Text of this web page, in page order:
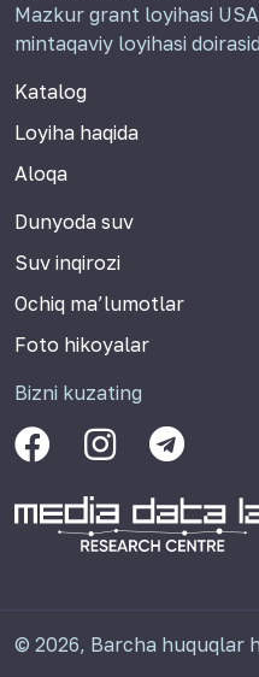
Mazkur grant loyihasi
mintaqaviy loyihasi
Katalog
Loyiha haqida
Aloqa
Dunyoda suv
Suv inqirozi
Ochiq ma’lumotlar
Foto hikoyalar
Bizni kuzating
© 2026, Barcha huquqlar